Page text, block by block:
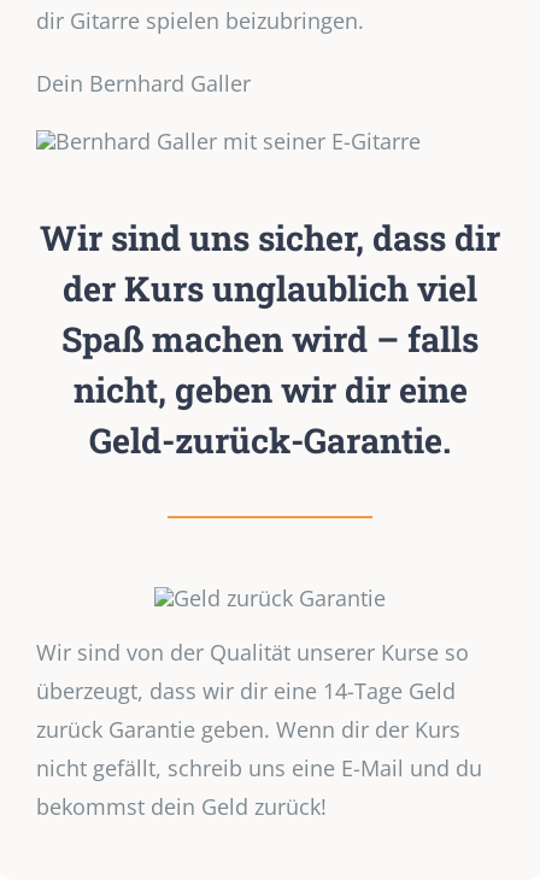
dir Gitarre spielen beizubringen.
Dein Bernhard Galler
Wir sind uns sicher, dass dir
der Kurs unglaublich viel
Spaß machen wird – falls
nicht, geben wir dir eine
Geld-zurück-Garantie.
Wir sind von der Qualität unserer Kurse so
überzeugt, dass wir dir eine 14-Tage Geld
zurück Garantie geben. Wenn dir der Kurs
nicht gefällt, schreib uns eine E-Mail und du
bekommst dein Geld zurück!